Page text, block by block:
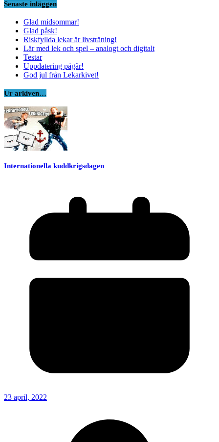
Senaste inläggen
Glad midsommar!
Glad påsk!
Riskfyllda lekar är livsträning!
Lär med lek och spel – analogt och digitalt
Testar
Uppdatering pågår!
God jul från Lekarkivet!
Ur arkiven…
Internationella kuddkrigsdagen
23 april, 2022